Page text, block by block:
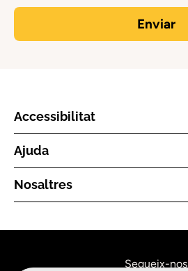
Enviar
Accessibilitat
Ajuda
Nosaltres
Segueix-nos